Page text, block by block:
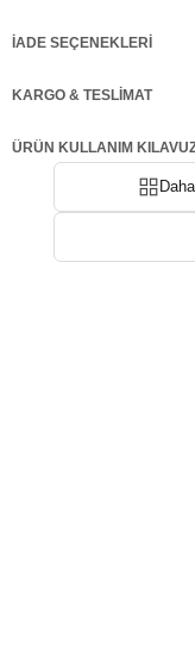
İADE SEÇENEKLERI
KARGO & TESLIMAT
ÜRÜN KULLANIM